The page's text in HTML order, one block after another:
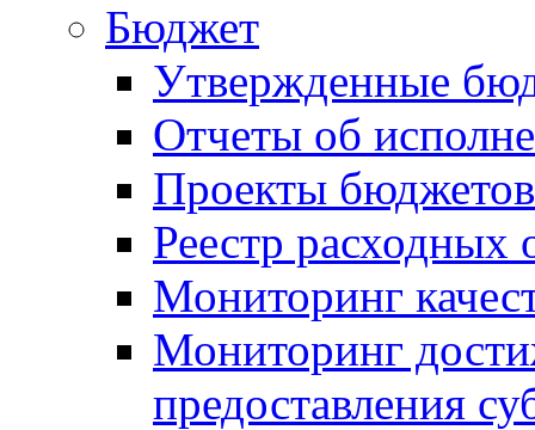
Бюджет
Утвержденные
Отчеты об
Проекты бюджетов
Реестр расходных
Мониторинг
Мониторинг
предоставления